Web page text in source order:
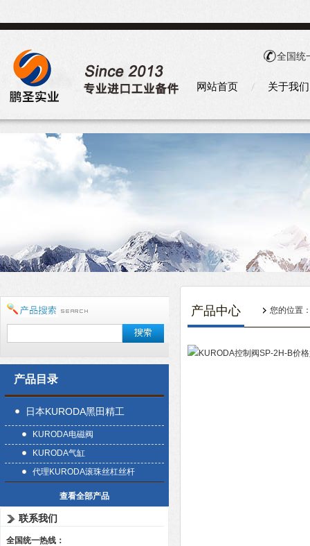
全国统
网站首页 关于我们
产品目录
日本KURODA黑田精工
KURODA电磁阀
KURODA气缸
代理KURODA滚珠丝杠丝杆
查看全部产品
联系我们
全国统一热线：
产品中心 您的位置